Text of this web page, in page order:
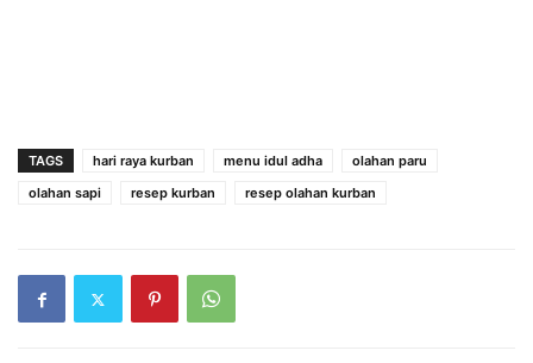
TAGS hari raya kurban menu idul adha
olahan paru
olahan sapi
resep kurban resep olahan kurban